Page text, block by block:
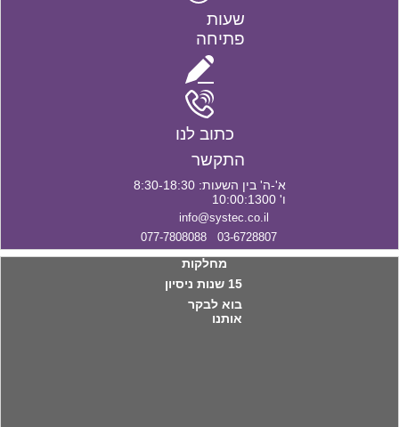
15 שנות ניסיון
בוא לבקר
אותנו
מחלקות
שעות
פתיחה
כתוב לנו
התקשר
א'-ה' בין השעות: 8:30-18:30
ו' 10:00:1300
03-6728807 077-7808088
info@systec.co.il